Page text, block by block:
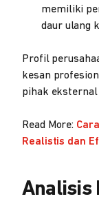
memiliki
daur ulang
Profil
kesan
pihak
Read More:
Realistis dan
Analisis